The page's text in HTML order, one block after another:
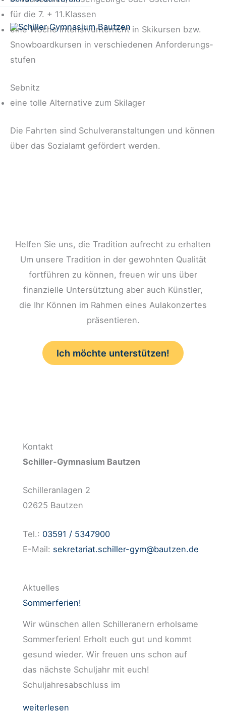
für die 7. + 11.Klassen
eine Woche Inten­siv­un­ter­richt in Ski­kur­sen bzw.
Snow­board­kur­sen in ver­schie­de­nen Anfor­de­rungs­
stu­fen
Sebnitz
eine tol­le Alter­na­ti­ve zum Ski­la­ger
Die Fahr­ten sind Schul­ver­an­stal­tun­gen und kön­nen
über das Sozi­al­amt geför­dert wer­den.
Helfen Sie uns, die Tradition aufrecht zu erhalten
Um unsere Tradition in der gewohnten Qualität
fortführen zu können, freuen wir uns über
finanzielle Untersütztung aber auch Künstler,
die Ihr Können im Rahmen eines Aulakonzertes
präsentieren.
Ich möchte unterstützen!
Kontakt
Schiller-Gymnasium Bautzen
Schilleranlagen 2
02625 Bautzen
Tel.: 03591 / 5347900
E-Mail: sekretariat.schiller-gym@bautzen.de
Aktuelles
Sommerferien!
Wir wünschen allen Schilleranern erholsame
Sommerferien! Erholt euch gut und kommt
gesund wieder. Wir freuen uns schon auf
das nächste Schuljahr mit euch!
Schuljahresabschluss im
weiterlesen